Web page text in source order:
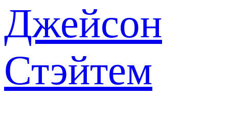
Джейсон
Стэйтем